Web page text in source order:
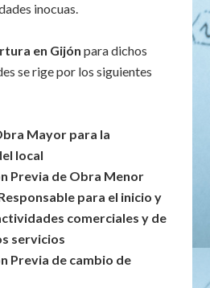
inocuas.
en Gijón para dichos
se rige por los siguientes
Mayor para la
local
Previa de Obra Menor
para el inicio y
comerciales y de
servicios
Previa de cambio de